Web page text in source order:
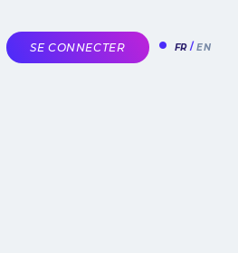
SE CONNECTER FR EN